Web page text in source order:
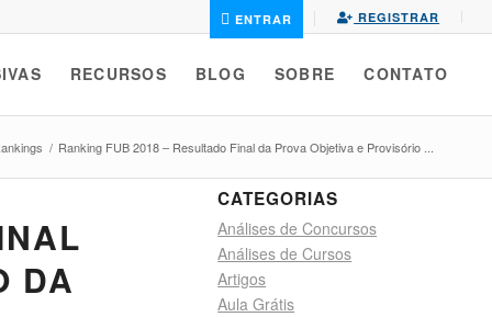
ENTRAR REGISTRAR
RECURSOS BLOG SOBRE CONTATO
/ Ranking FUB 2018 – Resultado Final da Prova Objetiva e Provisório ...
DA
CATEGORIAS
Análises de Concursos
Análises de Cursos
Artigos
Aula Grátis